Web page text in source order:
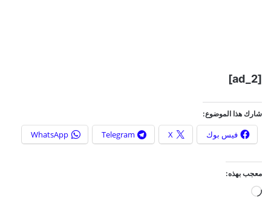
[ad_2]
شارك هذا الموضوع:
فيس بوك X
Telegram
WhatsApp
معجب بهذه: